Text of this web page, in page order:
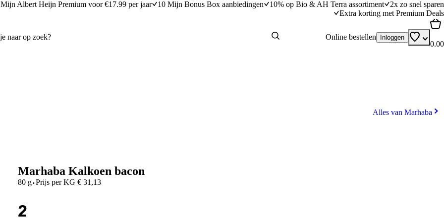
Mijn Albert Heijn Premium voor €17.99 per jaar 10 Mijn Bonus Box aanbiedingen 10% op Bio & AH Terra assortiment
2x zo snel sparen
Extra korting met Premium Deals
Online bestellen Inloggen
0.00
Alles van Marhaba
Marhaba Kalkoen bacon
80 g·Prijs per KG € 31,13
2